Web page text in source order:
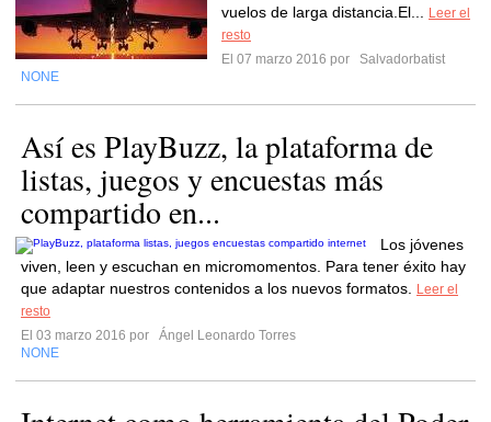
vuelos de larga distancia.El...
Leer el
resto
El 07 marzo 2016 por
Salvadorbatist
NONE
Así es PlayBuzz, la plataforma de
listas, juegos y encuestas más
compartido en...
Los jóvenes
viven, leen y escuchan en micromomentos. Para tener éxito hay
que adaptar nuestros contenidos a los nuevos formatos.
Leer el
resto
El 03 marzo 2016 por
Ángel Leonardo Torres
NONE